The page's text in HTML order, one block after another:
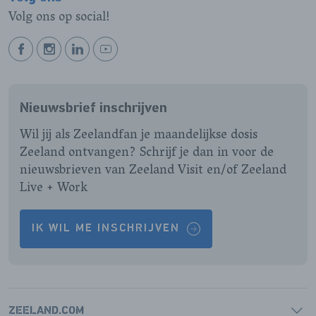
Volg ons op social!
BEKIJK
PAGINA
BEKIJK
PAGINA
BEKIJK
PAGINA
BEKIJK
PAGINA
Nieuwsbrief inschrijven
Wil jij als Zeelandfan je maandelijkse dosis
Zeeland ontvangen? Schrijf je dan in voor de
nieuwsbrieven van Zeeland Visit en/of Zeeland
Live + Work
IK WIL ME INSCHRIJVEN
ZEELAND.COM